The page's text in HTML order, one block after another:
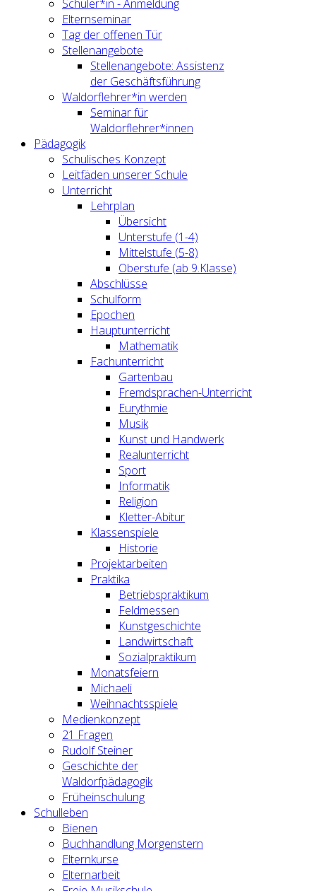
Schüler*in - Anmeldung
Elternseminar
Tag der offenen Tür
Stellenangebote
Stellenangebote: Assistenz
der Geschäftsführung
Waldorflehrer*in werden
Seminar für
Waldorflehrer*innen
Pädagogik
Schulisches Konzept
Leitfäden unserer Schule
Unterricht
Lehrplan
Übersicht
Unterstufe (1-4)
Mittelstufe (5-8)
Oberstufe (ab 9.Klasse)
Abschlüsse
Schulform
Epochen
Hauptunterricht
Mathematik
Fachunterricht
Gartenbau
Fremdsprachen-Unterricht
Eurythmie
Musik
Kunst und Handwerk
Realunterricht
Sport
Informatik
Religion
Kletter-Abitur
Klassenspiele
Historie
Projektarbeiten
Praktika
Betriebspraktikum
Feldmessen
Kunstgeschichte
Landwirtschaft
Sozialpraktikum
Monatsfeiern
Michaeli
Weihnachtsspiele
Medienkonzept
21 Fragen
Rudolf Steiner
Geschichte der
Waldorfpädagogik
Früheinschulung
Schulleben
Bienen
Buchhandlung Morgenstern
Elternkurse
Elternarbeit